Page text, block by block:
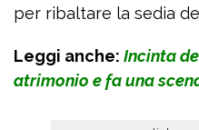
per ribaltare la sedia
Leggi anche: Incinta
atrimonio e fa una